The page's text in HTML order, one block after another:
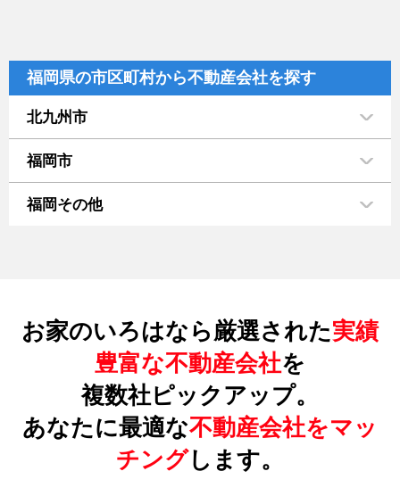
福岡県の市区町村から不動産会社を探す
北九州市
福岡市
福岡その他
お家のいろはなら厳選された実績
豊富な不動産会社を
複数社ピックアップ。
あなたに最適な不動産会社をマッ
チングします。